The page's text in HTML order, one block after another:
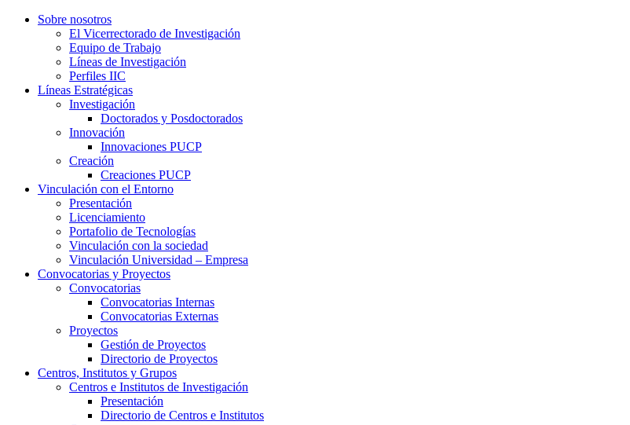
Sobre nosotros
El Vicerrectorado de Investigación
Equipo de Trabajo
Líneas de Investigación
Perfiles IIC
Líneas Estratégicas
Investigación
Doctorados y Posdoctorados
Innovación
Innovaciones PUCP
Creación
Creaciones PUCP
Vinculación con el Entorno
Presentación
Licenciamiento
Portafolio de Tecnologías
Vinculación con la sociedad
Vinculación Universidad – Empresa
Convocatorias y Proyectos
Convocatorias
Convocatorias Internas
Convocatorias Externas
Proyectos
Gestión de Proyectos
Directorio de Proyectos
Centros, Institutos y Grupos
Centros e Institutos de Investigación
Presentación
Directorio de Centros e Institutos